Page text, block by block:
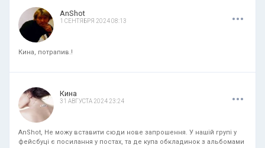
AnShot
1 СЕНТЯБРЯ 2024 08:13 ...
Кина, потрапив.!
Кина
31 АВГУСТА 2024 23:24 ...
AnShot, Не можу вставити сюди нове запрошення. У нашій групі у
фейсбуці є посилання у постах, та де купа обкладинок з альбомами